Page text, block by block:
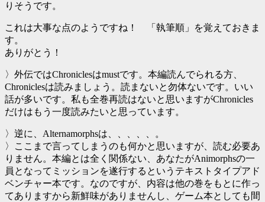
りそうです。
これは大事な点のようですね！ 「執筆順」を覚えておきま
す。
ありがとう！
〉外伝ではChroniclesはmustです。本編読んでられる方、
Chroniclesは読みましょう。読まないと勿体ないです。いい
話が多いです。私も全巻再読はないと思いますがChronicles
だけはもう一度読みたいと思っています。
〉逆に、Alternamorphsは、、、、、。
〉ここまで言ってしまうのも何かと思いますが、読む必要あ
りません。本編とは全く関係ない、あなたがAnimorphsの一
員となってミッションを遂行するというテキストタイプアド
ベンチャー本です。なのですが、内容は他の巻をもとに作っ
てありますから新鮮味がありませんし、ゲーム本としても間